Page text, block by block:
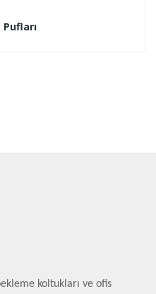
koltukları ve ofis